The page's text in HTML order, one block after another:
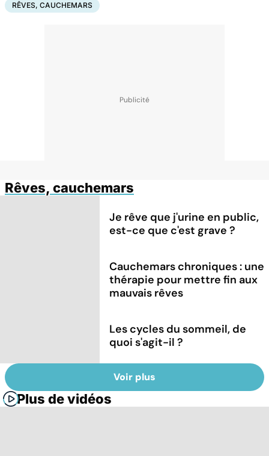
RÊVES, CAUCHEMARS
Rêves, cauchemars
Je rêve que j'urine en public,
est-ce que c'est grave ?
Cauchemars chroniques : une
thérapie pour mettre fin aux
mauvais rêves
Les cycles du sommeil, de
quoi s'agit-il ?
Voir plus
Plus de vidéos